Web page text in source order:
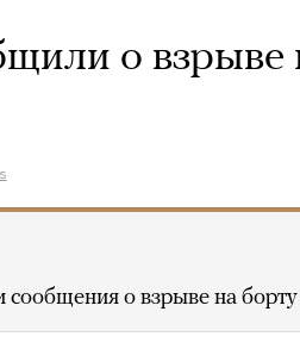
о взрыве
сообщения о взрыве на